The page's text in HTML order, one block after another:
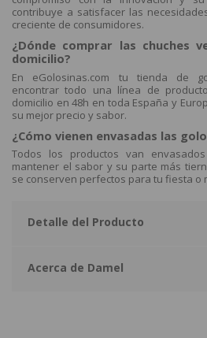
contribuye a satisfacer las
creciente de consumidores.
¿Dónde comprar las chuches
domicilio?
En eGolosinas.com tu tienda de
encontrar todo una línea de
domicilio en 48h en toda España y
su mejor precio y sabor.
¿Cómo vienen envasadas las
Todos los productos van
mantener el sabor y su parte más
se conserven perfectos para tu fiesta o
Detalle del Producto
Acerca de Damel